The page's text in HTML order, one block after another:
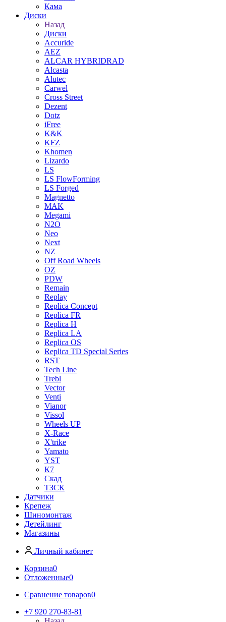
Кама
Диски
Назад
Диски
Accuride
AEZ
ALCAR HYBRIDRAD
Alcasta
Alutec
Carwel
Cross Street
Dezent
Dotz
iFree
K&K
KFZ
Khomen
Lizardo
LS
LS FlowForming
LS Forged
Magnetto
MAK
Megami
N2O
Neo
Next
NZ
Off Road Wheels
OZ
PDW
Remain
Replay
Replica Concept
Replica FR
Replica H
Replica LA
Replica OS
Replica TD Special Series
RST
Tech Line
Trebl
Vector
Venti
Vianor
Vissol
Wheels UP
X-Race
X'trike
Yamato
YST
К7
Скад
ТЗСК
Датчики
Крепеж
Шиномонтаж
Детейлинг
Магазины
Личный кабинет
Корзина0
Отложенные0
Сравнение товаров0
+7 920 270-83-81